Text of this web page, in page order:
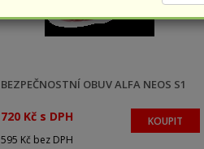
BEZPEČNOSTNÍ OBUV ALFA NEOS S1
720 Kč s DPH
595 Kč bez DPH
KOUPIT